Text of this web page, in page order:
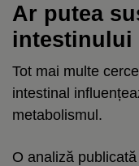
Ar putea
intestinului
Tot mai multe
intestinal
metabolismul.
O analiză